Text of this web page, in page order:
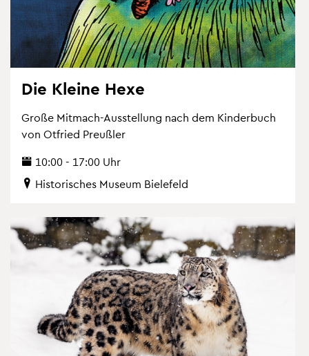
Die Klei­ne Hexe
Große Mit­mach-Aus­stel­lung nach dem Kin­der­buch
von Ot­fried Preu­ß­ler
10:00 - 17:00 Uhr
His­to­ri­sches Mu­se­um Bie­le­feld